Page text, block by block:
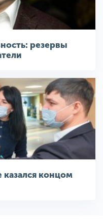
резервы
казался концом